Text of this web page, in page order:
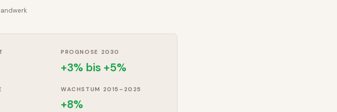
PROGNOSE 2030
+3% bis +5%
WACHSTUM 2015–2025
+8%